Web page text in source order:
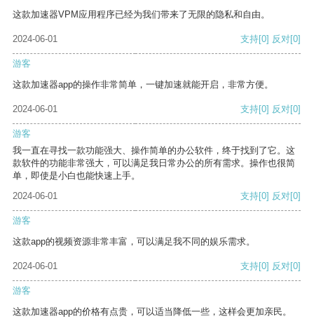
这款加速器VPM应用程序已经为我们带来了无限的隐私和自由。
2024-06-01 支持[0] 反对[0]
游客
这款加速器app的操作非常简单，一键加速就能开启，非常方便。
2024-06-01 支持[0] 反对[0]
游客
我一直在寻找一款功能强大、操作简单的办公软件，终于找到了它。这
款软件的功能非常强大，可以满足我日常办公的所有需求。操作也很简
单，即使是小白也能快速上手。
2024-06-01
支持[0] 反对[0]
游客
这款app的视频资源非常丰富，可以满足我不同的娱乐需求。
2024-06-01 支持[0] 反对[0]
游客
这款加速器app的价格有点贵，可以适当降低一些，这样会更加亲民。